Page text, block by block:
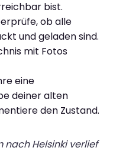
bist.
ob alle
und geladen sind.
mit Fotos
eine
deiner alten
den Zustand.
nach Helsinki verlief